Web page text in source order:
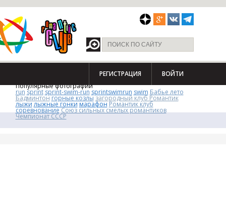
РЕГИСТРАЦИЯ ВОЙТИ
Популярные фотографии
run sprint sprint-swim-run sprintswimrun swim Бабье лето
Бадминтонгорные козлызагородный клуб Романтик
лыжилыжные гонкимарафон Романтик клуб
соревнованиеСоюз сильных смелых романтиков
Чемпионат СССР